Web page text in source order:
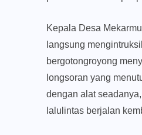
Kepala Desa
langsung
bergotongroyong
longsoran yang
dengan alat
lalulintas berjalan